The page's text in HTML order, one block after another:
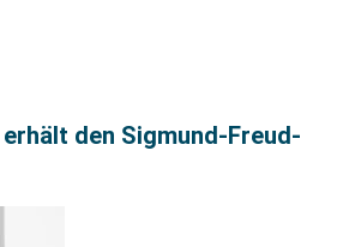
den Sigmund-Freud-